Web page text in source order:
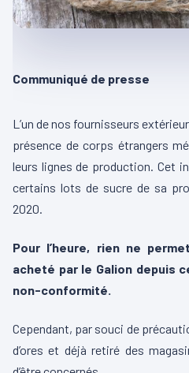
Communiqué de presse
L’un de nos fournisseurs
présence de corps étrangers
leurs lignes de production. Cet
certains lots de sucre de sa
2020.
Pour l’heure, rien ne
acheté par le Galion depuis
non-conformité.
Cependant, par souci de
d’ores et déjà retiré des